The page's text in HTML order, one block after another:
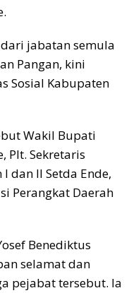
jabatan semula
Pangan, kini
Sosial Kabupaten
Wakil Bupati
Plt. Sekretaris
dan II Setda Ende,
Perangkat Daerah
Benediktus
selamat dan
pejabat tersebut. Ia